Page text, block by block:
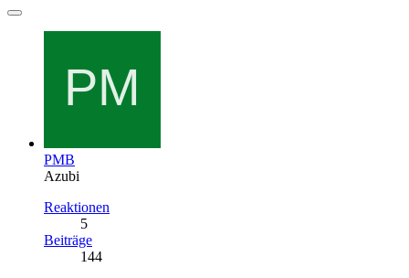
PMB
Azubi
Reaktionen
5
Beiträge
144